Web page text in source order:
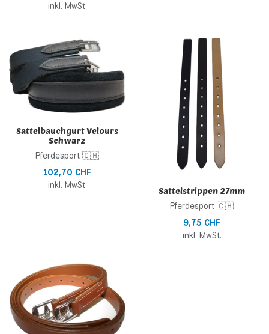
inkl. MwSt.
Zur Wunschliste hinzufügen
Zur Vergleichsliste hinzufügen
Schnellansicht
Sattelbauchgurt Velours
Schwarz
Pferdesport 🇨🇭
102,70 CHF
inkl. MwSt.
Sattelstrippen 27mm
Pferdesport 🇨🇭
9,75 CHF
inkl. MwSt.